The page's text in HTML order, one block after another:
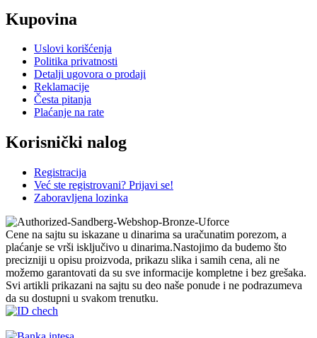
Kupovina
Uslovi korišćenja
Politika privatnosti
Detalji ugovora o prodaji
Reklamacije
Česta pitanja
Plaćanje na rate
Korisnički nalog
Registracija
Već ste registrovani? Prijavi se!
Zaboravljena lozinka
Cene na sajtu su iskazane u dinarima sa uračunatim porezom, a
plaćanje se vrši isključivo u dinarima.Nastojimo da budemo što
precizniji u opisu proizvoda, prikazu slika i samih cena, ali ne
možemo garantovati da su sve informacije kompletne i bez grešaka.
Svi artikli prikazani na sajtu su deo naše ponude i ne podrazumeva
da su dostupni u svakom trenutku.